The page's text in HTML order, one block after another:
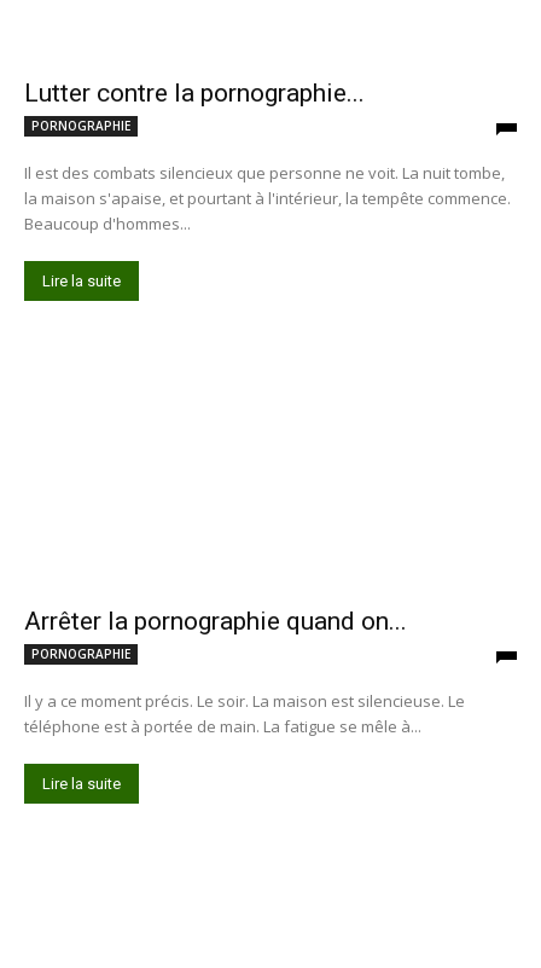
Lutter contre la pornographie...
PORNOGRAPHIE
Il est des combats silencieux que personne ne voit. La nuit tombe,
la maison s'apaise, et pourtant à l'intérieur, la tempête commence.
Beaucoup d'hommes...
Lire la suite
Arrêter la pornographie quand on...
PORNOGRAPHIE
Il y a ce moment précis. Le soir. La maison est silencieuse. Le
téléphone est à portée de main. La fatigue se mêle à...
Lire la suite